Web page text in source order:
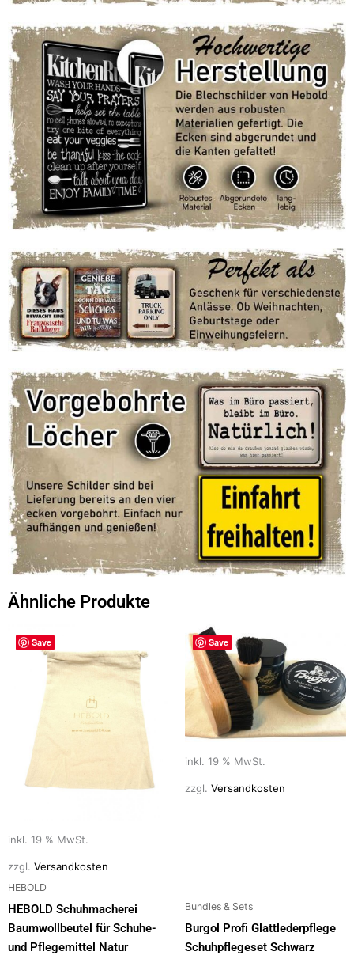
Ähnliche Produkte
Save
inkl. 19 % MwSt.
zzgl. Versandkosten
HEBOLD
HEBOLD Schuhmacherei
Baumwollbeutel für Schuhe-
und Pflegemittel Natur
Save
inkl. 19 % MwSt.
zzgl. Versandkosten
Bundles & Sets
Burgol Profi Glattlederpflege
Schuhpflegeset Schwarz